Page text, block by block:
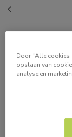
Door "Alle cookies
opslaan van
analyse en